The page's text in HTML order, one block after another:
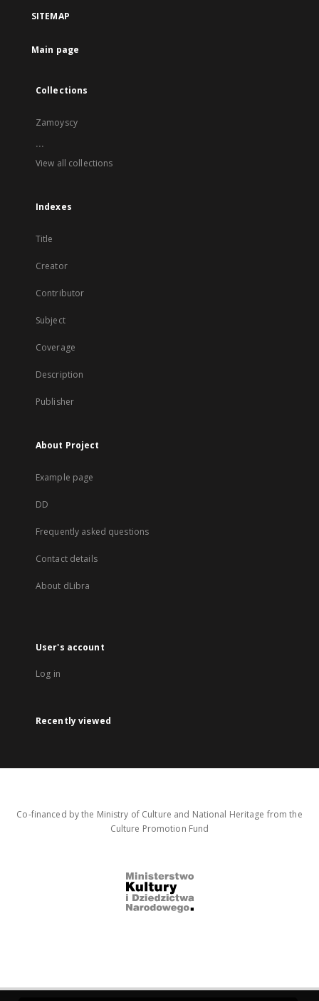
SITEMAP
Main page
Collections
Zamoyscy
...
View all collections
Indexes
Title
Creator
Contributor
Subject
Coverage
Description
Publisher
About Project
Example page
DD
Frequently asked questions
Contact details
About dLibra
User's account
Log in
Recently viewed
Co-financed by the Ministry of Culture and National Heritage from the
Culture Promotion Fund